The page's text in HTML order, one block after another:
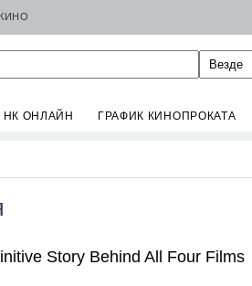
НК ОНЛАЙН ГРАФИК КИНОПРОКАТА
Story Behind All Four Films